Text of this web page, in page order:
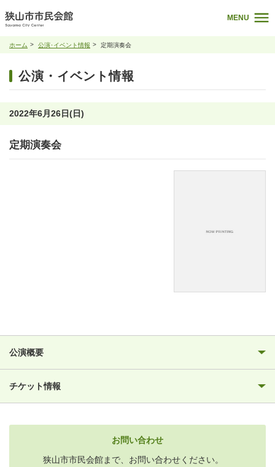
MENU
ホーム 公演･イベント情報 定期演奏会
公演・イベント情報
2022年6月26日(日)
定期演奏会
公演概要
チケット情報
お問い合わせ
狭山市市民会館まで、お問い合わせください。